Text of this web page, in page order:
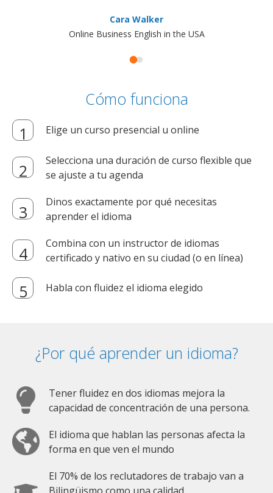
Cara Walker
Online Business English in the USA
Cómo funciona
Elige un curso presencial u online
Selecciona una duración de curso flexible que
se ajuste a tu agenda
Dinos exactamente por qué necesitas
aprender el idioma
Combina con un instructor de idiomas
certificado y nativo en su ciudad (o en línea)
Habla con fluidez el idioma elegido
¿Por qué aprender un idioma?
Tener fluidez en dos idiomas mejora la
capacidad de concentración de una persona.
El idioma que hablan las personas afecta la
forma en que ven el mundo
El 70% de los reclutadores de trabajo van a